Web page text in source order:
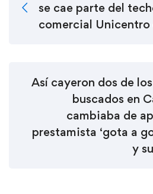
se cae parte del
comercial Unicentro
Así cayeron dos de
buscados en
cambiaba de
prestamista ‘gota a
y